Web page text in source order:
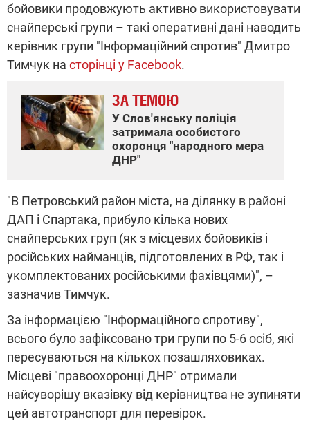
бойовики продовжують активно використовувати
снайперські групи – такі оперативні дані наводить
керівник групи "Інформаційний спротив" Дмитро
Тимчук на сторінці у Facebook.
ЗА ТЕМОЮ
У Слов'янську поліція
затримала особистого
охоронця "народного мера
ДНР"
"В Петровський район міста, на ділянку в районі
ДАП і Спартака, прибуло кілька нових
снайперських груп (як з місцевих бойовиків і
російських найманців, підготовлених в РФ, так і
укомплектованих російськими фахівцями)", –
зазначив Тимчук.
За інформацією "Інформаційного спротиву",
всього було зафіксовано три групи по 5-6 осіб, які
пересуваються на кількох позашляховиках.
Місцеві "правоохоронці ДНР" отримали
найсуворішу вказівку від керівництва не зупиняти
цей автотранспорт для перевірок.